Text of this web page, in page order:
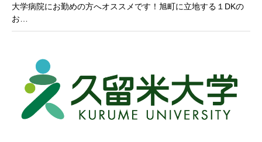
大学病院にお勤めの方へオススメです！旭町に立地する１DKの
お…